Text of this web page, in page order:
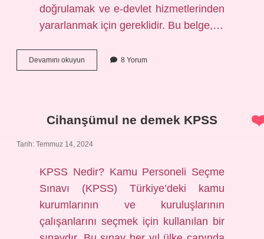
doğrulamak ve e-devlet hizmetlerinden
yararlanmak için gereklidir. Bu belge,…
Devamını okuyun
devlet
8 Yorum
Cihanşümul ne demek KPSS
Tarih: Temmuz 14, 2024
KPSS Nedir? Kamu Personeli Seçme
Sınavı (KPSS) Türkiye’deki kamu
kurumlarının ve kuruluşlarının
çalışanlarını seçmek için kullanılan bir